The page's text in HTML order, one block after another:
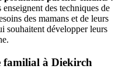
des techniques de
des mamans et de leurs
souhaitent développer leurs
familial à Diekirch